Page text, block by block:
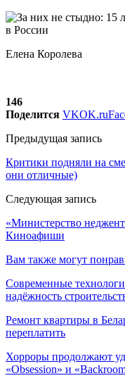
Елена Королева
146
Поделится VKOK.ru
Предыдущая запись
Критики подняли на
они отличные)
Следующая запись
«Министерство
Киноафиши
Вам также могут
Современные
надёжность
Ремонт квартиры в
переплатить
Хорроры продолжают
«Obsession» и